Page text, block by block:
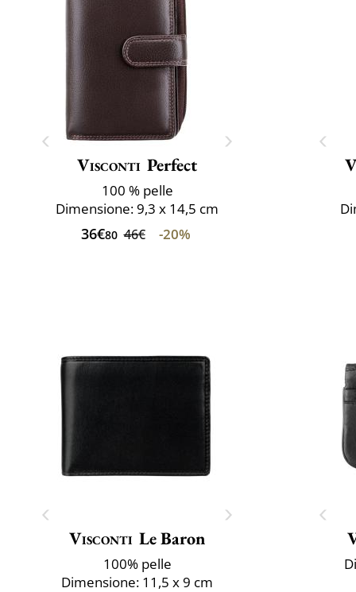
Visconti Perfect
100 % pelle
Dimensione: 9,3 x 14,5 cm
36€80 46€ -20%
Visconti Le Baron
100% pelle
Dimensione: 11,5 x 9 cm